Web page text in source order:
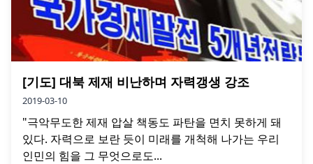
[기도] 대북 제재 비난하며 자력갱생 강조
2019-03-10
"극악무도한 제재 압살 책동도 파탄을 면치 못하게 돼
있다. 자력으로 보란 듯이 미래를 개척해 나가는 우리
인민의 힘을 그 무엇으로도...